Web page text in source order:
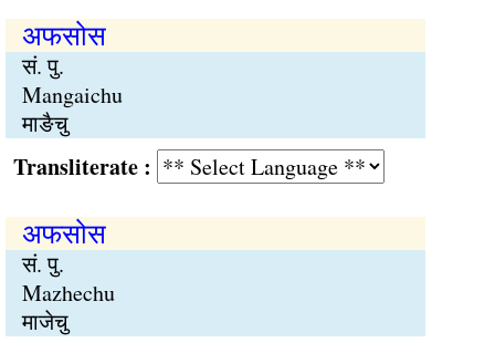
अफसोस
सं. पु.
Mangaichu
माङैचु
:
अफसोस
सं. पु.
Mazhechu
माजेचु